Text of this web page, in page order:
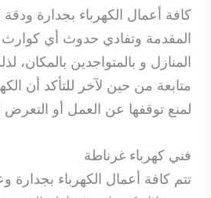
كافة أعمال الكهرباء بجدارة
المقدمة وتفادي حدوث أي كوارث
المنازل و بالمتواجدين
متابعة من حين لآخر للتأكد أن
لمنع توقفها عن العمل أو
فني كهرباء غرناطة
تتم كافة أعمال الكهرباء